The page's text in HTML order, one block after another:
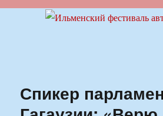
Ильменский
Спикер